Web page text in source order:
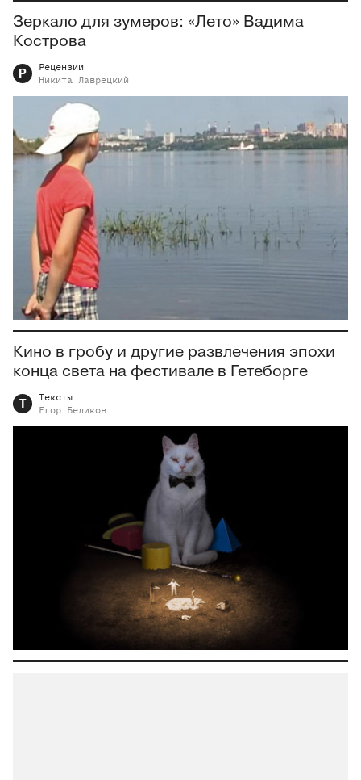
Зеркало для зумеров: «Лето» Вадима
Кострова
Р
Рецензии
Никита
Лаврецкий
Кино в гробу и другие развлечения эпохи
конца света на фестивале в Гетеборге
Т
Тексты
Егор
Беликов